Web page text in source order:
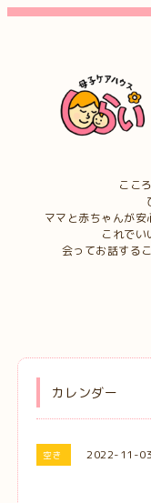
ここ
ママと赤ちゃんが安
これでい
会ってお話する
カレンダー
空き 2022-11-